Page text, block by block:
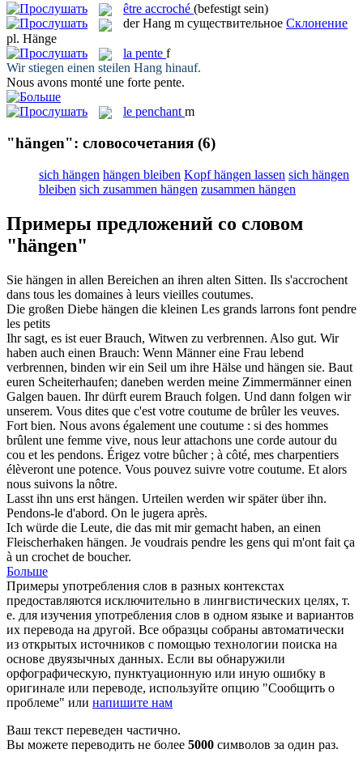
être accroché (befestigt sein)
derHang m существительное Склонение
pl. Hänge
la pente f
Wir stiegen einen steilen Hang hinauf.
Nous avons monté une forte pente.
le penchant m
"hängen": словосочетания (6)
sich hängen hängen bleiben Kopf hängen lassen sich hängen
bleiben sich zusammen hängen zusammen hängen
Примеры предложений со словом
"hängen"
Sie hängen in allen Bereichen an ihren alten Sitten. Ils s'accrochent
dans tous les domaines à leurs vieilles coutumes.
Die großen Diebe hängen die kleinen Les grands larrons font pendre
les petits
Ihr sagt, es ist euer Brauch, Witwen zu verbrennen. Also gut. Wir
haben auch einen Brauch: Wenn Männer eine Frau lebend
verbrennen, binden wir ein Seil um ihre Hälse und hängen sie. Baut
euren Scheiterhaufen; daneben werden meine Zimmermänner einen
Galgen bauen. Ihr dürft eurem Brauch folgen. Und dann folgen wir
unserem. Vous dites que c'est votre coutume de brûler les veuves.
Fort bien. Nous avons également une coutume : si des hommes
brûlent une femme vive, nous leurattachons une corde autour du
cou et les pendons. Érigez votre bûcher ; à côté, mes charpentiers
élèveront une potence. Vous pouvez suivre votre coutume. Et alors
nous suivons la nôtre.
Lasst ihn uns erst hängen. Urteilen werden wir später über ihn.
Pendons-le d'abord. On le jugera après.
Ich würde die Leute, die das mit mir gemacht haben, an einen
Fleischerhaken hängen. Je voudrais pendre les gens qui m'ont fait ça
à un crochet de boucher.
Больше
Примеры употребления слов в разных контекстах
предоставляются исключительно в лингвистических целях, т.
е. для изучения употребления слов в одном языке и вариантов
их перевода на другой. Все образцы собраны автоматически
из открытых источников с помощью технологии поиска на
основе двуязычных данных. Если вы обнаружили
орфографическую, пунктуационную или иную ошибку в
оригинале или переводе, используйте опцию "Сообщить о
проблеме" или напишите нам
Ваш текст переведен частично.
Вы можете переводить не более 5000 символов за один раз.